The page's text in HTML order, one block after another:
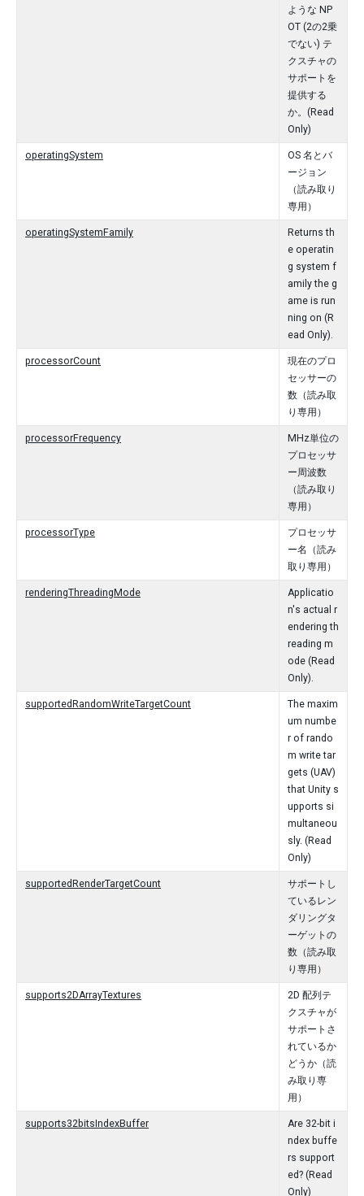
ような NP
OT (2の2乗
でない) テ
クスチャの
サポートを
提供する
か。(Read
Only)
operatingSystem
OS 名とバ
ージョン
（読み取り
専用）
operatingSystemFamily
Returns th
e operatin
g system f
amily the g
ame is run
ning on (R
ead Only).
processorCount
現在のプロ
セッサーの
数（読み取
り専用）
processorFrequency
MHz単位の
プロセッサ
ー周波数
（読み取り
専用）
processorType
プロセッサ
ー名（読み
取り専用）
renderingThreadingMode
Applicatio
n's actual r
endering th
reading m
ode (Read
Only).
supportedRandomWriteTargetCount
The maxim
um numbe
r of rando
m write tar
gets (UAV)
that Unity s
upports si
multaneou
sly. (Read
Only)
supportedRenderTargetCount
サポートし
ているレン
ダリングタ
ーゲットの
数（読み取
り専用）
supports2DArrayTextures
2D 配列テ
クスチャが
サポートさ
れているか
どうか（読
み取り専
用）
supports32bitsIndexBuffer
Are 32-bit i
ndex buffe
rs support
ed? (Read
Only)